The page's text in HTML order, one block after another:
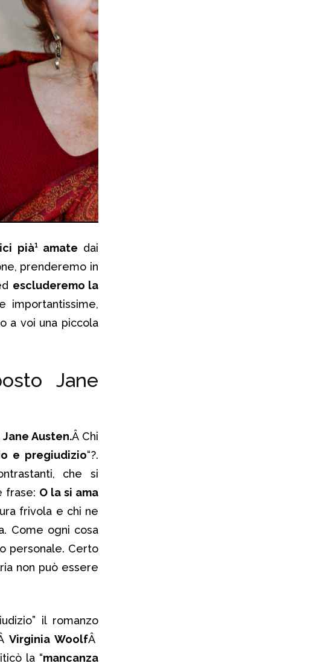
pià¹ amate dai
prenderemo in
escluderemo la
importantissime,
a voi una piccola
Jane
Jane Austen.Â Chi
e pregiudizio“?.
che si
frase: O la si ama
frivola e chi ne
Come ogni cosa
personale. Certo
non può essere
il romanzo
Virginia WoolfÂ
la “mancanza